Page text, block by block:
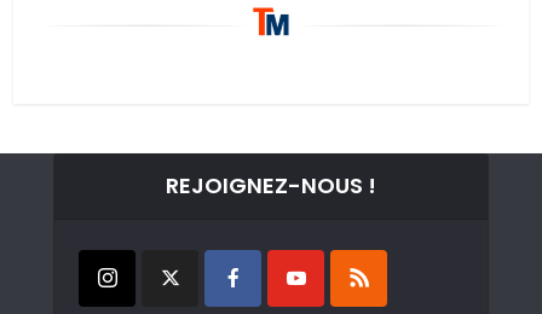
REJOIGNEZ-NOUS !